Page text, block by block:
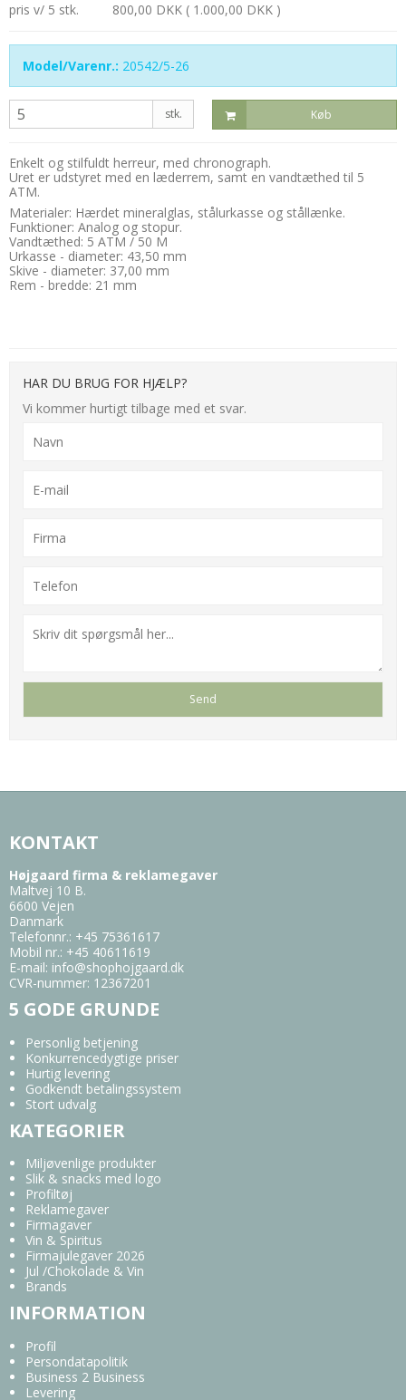
pris v/ 5 stk. 800,00 DKK ( 1.000,00 DKK )
Model/Varenr.: 20542/5-26
stk. Køb
Enkelt og stilfuldt herreur, med chronograph.
Uret er udstyret med en læderrem, samt en vandtæthed til 5
ATM.
Materialer: Hærdet mineralglas, stålurkasse og stållænke.
Funktioner: Analog og stopur.
Vandtæthed: 5 ATM / 50 M
Urkasse - diameter: 43,50 mm
Skive - diameter: 37,00 mm
Rem - bredde: 21 mm
HAR DU BRUG FOR HJÆLP?
Vi kommer hurtigt tilbage med et svar.
KONTAKT
Højgaard firma & reklamegaver
Maltvej 10 B.
6600 Vejen
Danmark
Telefonnr.: +45 75361617
Mobil nr.: +45 40611619
E-mail: info@shophojgaard.dk
CVR-nummer: 12367201
5 GODE GRUNDE
Personlig betjening
Konkurrencedygtige priser
Hurtig levering
Godkendt betalingssystem
Stort udvalg
KATEGORIER
Miljøvenlige produkter
Slik & snacks med logo
Profiltøj
Reklamegaver
Firmagaver
Vin & Spiritus
Firmajulegaver 2026
Jul /Chokolade & Vin
Brands
INFORMATION
Profil
Persondatapolitik
Business 2 Business
Levering